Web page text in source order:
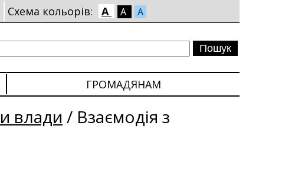
Схема кольорів: A A A
ГРОМАДЯНАМ
влади / Взаємодія з